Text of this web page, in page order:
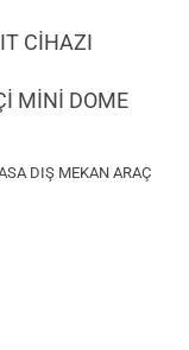
CİHAZI
MİNİ DOME
DIŞ MEKAN ARAÇ